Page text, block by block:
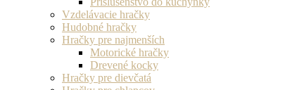
Vzdelávacie hračky
Hudobné hračky
Hračky pre najmenších
Motorické hračky
Drevené kocky
Hračky pre dievčatá